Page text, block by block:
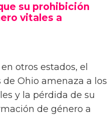
su prohibición
vitales a
otros estados, el
Ohio amenaza a los
y la pérdida de su
de género a